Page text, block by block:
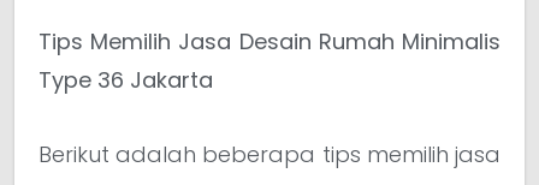
Tips Memilih Jasa Desain Rumah Minimalis
Type 36 Jakarta
Berikut adalah beberapa tips memilih jasa